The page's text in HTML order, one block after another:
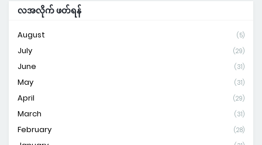
လအလိုက် ဖတ်ရန်
August (5)
July (29)
June (31)
May (31)
April (29)
March (31)
February (28)